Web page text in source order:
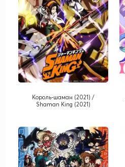
Король-шаман (2021) /
Shaman King (2021)